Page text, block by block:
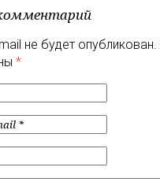
не будет опубликован.
*